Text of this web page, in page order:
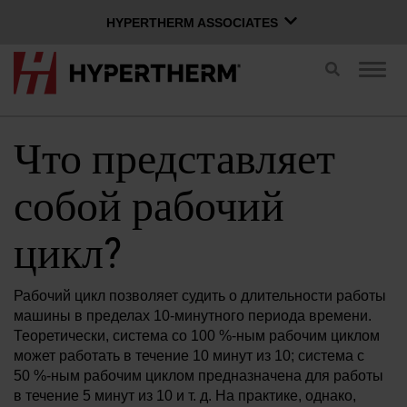
HYPERTHERM ASSOCIATES
HYPERTHERM ASSOCIATES
Программное обеспечение Group
РУССКИЙ
Войти в Xnet
Имя пользователя
Пароль
Контактная информация Вход в Xnet
Продукты
Что представляет
собой рабочий
цикл?
Рабочий цикл позволяет судить о длительности работы
машины в пределах 10-минутного периода времени.
Теоретически, система со 100 %-ным рабочим циклом
может работать в течение 10 минут из 10; система с
50 %-ным рабочим циклом предназначена для работы
в течение 5 минут из 10 и т. д. На практике, однако,